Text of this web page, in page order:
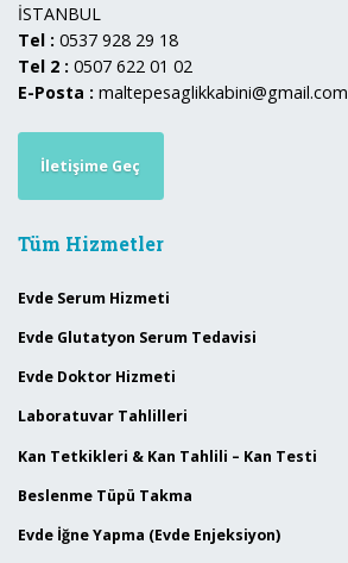
İSTANBUL
Tel : 0537 928 29 18
Tel 2 : 0507 622 01 02
E-Posta : maltepesaglikkabini@gmail.com
İletişime Geç
Tüm Hizmetler
Evde Serum Hizmeti
Evde Glutatyon Serum Tedavisi
Evde Doktor Hizmeti
Laboratuvar Tahlilleri
Kan Tetkikleri & Kan Tahlili – Kan Testi
Beslenme Tüpü Takma
Evde İğne Yapma (Evde Enjeksiyon)